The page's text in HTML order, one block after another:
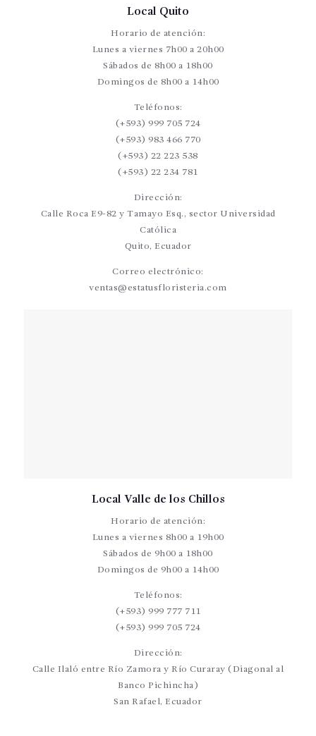
Local Quito
Horario de atención:
Lunes a viernes 7h00 a 20h00
Sábados de 8h00 a 18h00
Domingos de 8h00 a 14h00
Teléfonos:
(+593) 999 705 724
(+593) 983 466 770
(+593) 22 223 538
(+593) 22 234 781
Dirección:
Calle Roca E9-82 y Tamayo Esq., sector Universidad
Católica
Quito, Ecuador
Correo electrónico:
ventas@estatusfloristeria.com
Local Valle de los Chillos
Horario de atención:
Lunes a viernes 8h00 a 19h00
Sábados de 9h00 a 18h00
Domingos de 9h00 a 14h00
Teléfonos:
(+593) 999 777 711
(+593) 999 705 724
Dirección:
Calle Ilaló entre Río Zamora y Río Curaray (Diagonal al
Banco Pichincha)
San Rafael, Ecuador